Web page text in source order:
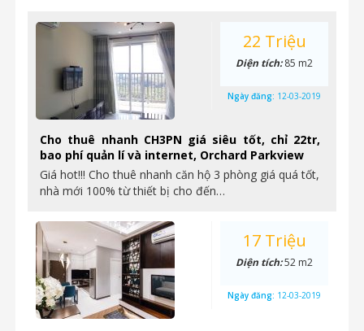
Cho thuê nhanh CH3PN giá siêu tốt, chỉ 22tr,
bao phí quản lí và internet, Orchard Parkview
Giá hot!!! Cho thuê nhanh căn hộ 3 phòng giá quá tốt,
nhà mới 100% từ thiết bị cho đến…
22 Triệu
Diện tích:85 m2
Ngày đăng: 12-03-2019
17 Triệu
Diện tích:52 m2
Ngày đăng: 12-03-2019